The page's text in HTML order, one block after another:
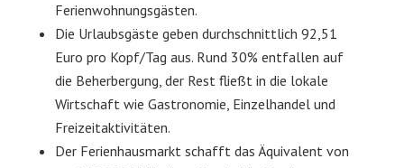
Ferienwohnungsgästen.
Die Urlaubsgäste geben durchschnittlich 92,51
Euro pro Kopf/Tag aus. Rund 30% entfallen auf
die Beherbergung, der Rest fließt in die lokale
Wirtschaft wie Gastronomie, Einzelhandel und
Freizeitaktivitäten.
Der Ferienhausmarkt schafft das Äquivalent von